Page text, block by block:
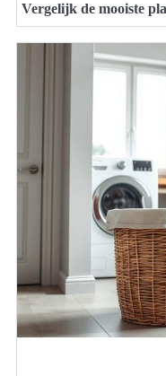
Vergelijk de mooiste